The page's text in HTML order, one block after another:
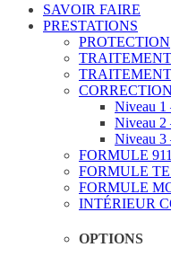
SAVOIR FAIRE
PRESTATIONS
PROTECTION
Niveau 1
Niveau 2
Niveau 3
FORMULE 911
FORMULE
FORMULE
INTÉRIEUR
OPTIONS